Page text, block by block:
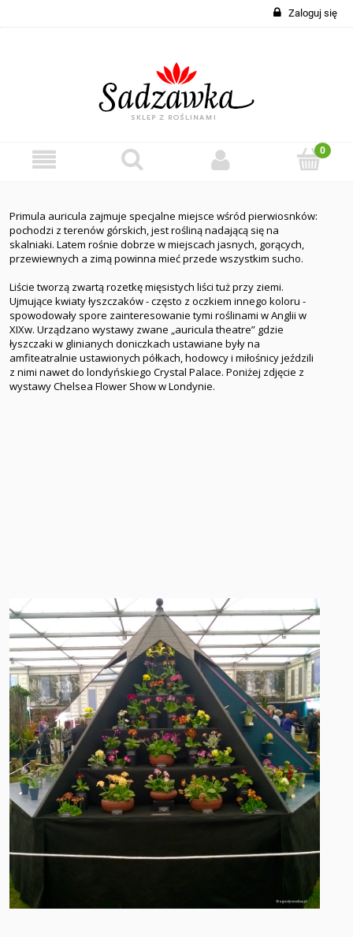
Zaloguj się
Primula auricula zajmuje specjalne miejsce wśród pierwiosnków:
pochodzi z terenów górskich, jest rośliną nadającą się na
skalniaki. Latem rośnie dobrze w miejscach jasnych, gorących,
przewiewnych a zimą powinna mieć przede wszystkim sucho.
Liście tworzą zwartą rozetkę mięsistych liści tuż przy ziemi.
Ujmujące kwiaty łyszczaków - często z oczkiem innego koloru -
spowodowały spore zainteresowanie tymi roślinami w Anglii w
XIXw. Urządzano wystawy zwane „auricula theatre” gdzie
łyszczaki w glinianych doniczkach ustawiane były na
amfiteatralnie ustawionych półkach, hodowcy i miłośnicy jeździli
z nimi nawet do londyńskiego Crystal Palace. Poniżej zdjęcie z
wystawy Chelsea Flower Show w Londynie.